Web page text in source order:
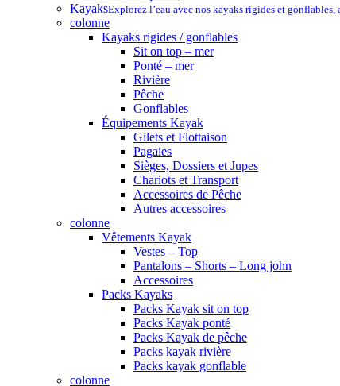
KayaksExplorez l’eau avec nos kayaks rigides et
colonne
Kayaks rigides / gonflables
Sit on top – mer
Ponté – mer
Rivière
Pêche
Gonflables
Équipements Kayak
Gilets et Flottaison
Pagaies
Sièges, Dossiers et Jupes
Chariots et Transport
Accessoires de Pêche
Autres accessoires
colonne
Vêtements Kayak
Vestes – Top
Pantalons – Shorts – Long john
Accessoires
Packs Kayaks
Packs Kayak sit on top
Packs Kayak ponté
Packs Kayak de pêche
Packs kayak rivière
Packs kayak gonflable
colonne